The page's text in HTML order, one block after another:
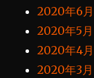
2020年6月
2020年5月
2020年4月
2020年3月